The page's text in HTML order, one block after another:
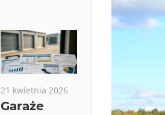
21 kwietnia 2026
Garaże